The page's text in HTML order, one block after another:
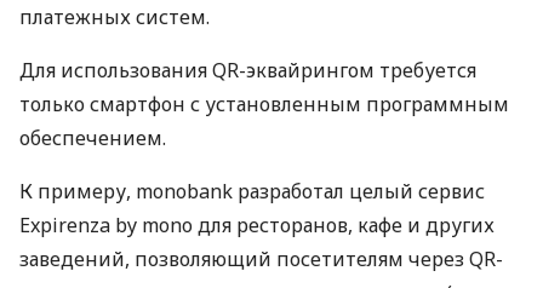
платежных систем.
Для использования QR-эквайрингом требуется
только смартфон с установленным программным
обеспечением.
К примеру, monobank разработал целый сервис
Expirenza by mono для ресторанов, кафе и других
заведений, позволяющий посетителям через QR-